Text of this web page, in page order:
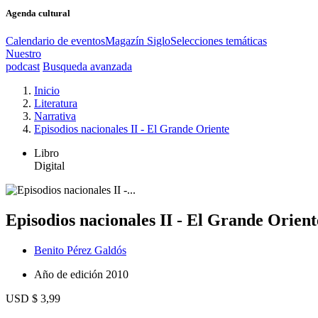
Agenda cultural
Calendario de eventosMagazín SigloSelecciones temáticas
Nuestro
podcast Busqueda avanzada
Inicio
Literatura
Narrativa
Episodios nacionales II - El Grande Oriente
Libro
Digital
Episodios nacionales II - El Grande
Benito Pérez Galdós
Año de edición 2010
USD $ 3,99